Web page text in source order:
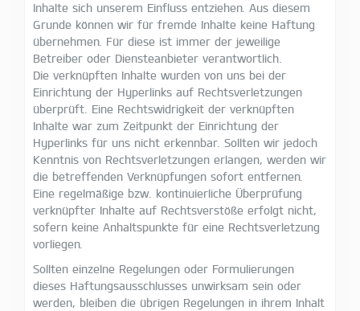
Inhalte sich unserem Einfluss entziehen. Aus diesem
Grunde können wir für fremde Inhalte keine Haftung
übernehmen. Für diese ist immer der jeweilige
Betreiber oder Diensteanbieter verantwortlich.
Die verknüpften Inhalte wurden von uns bei der
Einrichtung der Hyperlinks auf Rechtsverletzungen
überprüft. Eine Rechtswidrigkeit der verknüpften
Inhalte war zum Zeitpunkt der Einrichtung der
Hyperlinks für uns nicht erkennbar. Sollten wir jedoch
Kenntnis von Rechtsverletzungen erlangen, werden wir
die betreffenden Verknüpfungen sofort entfernen.
Eine regelmäßige bzw. kontinuierliche Überprüfung
verknüpfter Inhalte auf Rechtsverstöße erfolgt nicht,
sofern keine Anhaltspunkte für eine Rechtsverletzung
vorliegen.
Sollten einzelne Regelungen oder Formulierungen
dieses Haftungsausschlusses unwirksam sein oder
werden, bleiben die übrigen Regelungen in ihrem Inhalt